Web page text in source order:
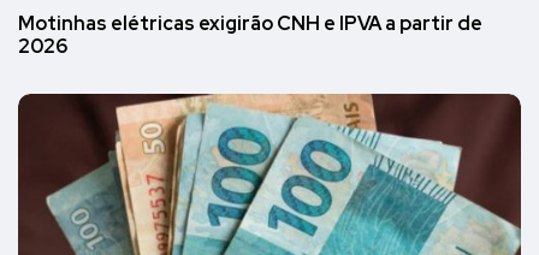
Motinhas elétricas exigirão CNH e IPVA a partir de
2026